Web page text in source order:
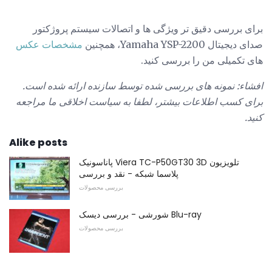
برای بررسی دقیق تر ویژگی ها و اتصالات سیستم پروژکتور
صدای دیجیتال Yamaha YSP-2200، همچنین
مشخصات عکس
های تکمیلی من را بررسی کنید.
افشاء: نمونه های بررسی شده توسط سازنده ارائه شده است.
برای کسب اطلاعات بیشتر، لطفا به سیاست اخلاقی ما مراجعه
کنید.
Alike posts
پاناسونیک Viera TC-P50GT30 3D تلویزیون
پلاسما شبکه - نقد و بررسی
بررسی محصولات
شورشی - بررسی دیسک Blu-ray
بررسی محصولات